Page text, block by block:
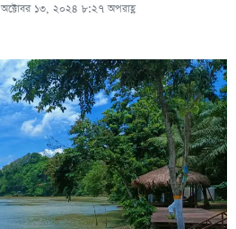
অক্টোবর ১৩, ২০২৪ ৮:২৭ অপরাহ্ণ